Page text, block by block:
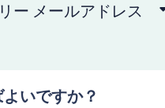
ー メールアドレス
いですか？